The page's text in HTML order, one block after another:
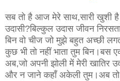
सब तो है आज मेरे साथ,सारी खुशी है
उदासी?बिल्कुल उदास जीवन
बिन वो चीज जो मुझे बहुत अच्छी
कुछ भी तो नहीं भाता तुम बिन।बस
अब,जो अपनी झोली में मेरी खातिर
और न जाने कहाँ अकेली तुम।अब तो